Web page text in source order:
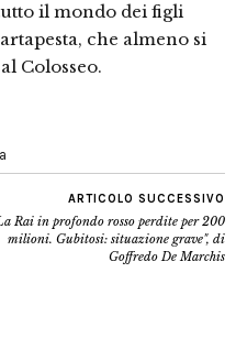
il mondo dei figli
che almeno si
Colosseo.
ARTICOLO SUCCESSIVO
Rai in profondo rosso perdite per 200
milioni. Gubitosi: situazione grave", di
Goffredo De Marchis